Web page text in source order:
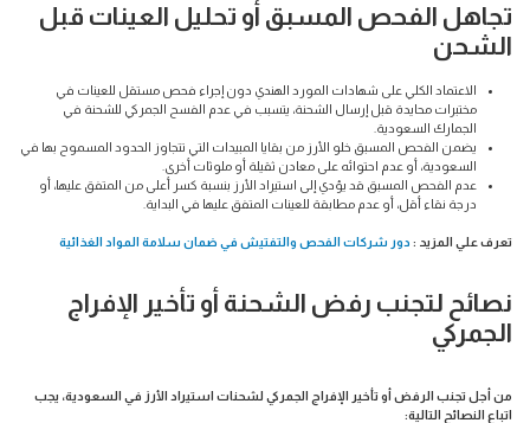
تجاهل الفحص المسبق أو تحليل العينات قبل
الشحن
الاعتماد الكلي على شهادات المورد الهندي دون إجراء فحص مستقل للعينات في
مختبرات محايدة قبل إرسال الشحنة، يتسبب في عدم الفسح الجمركي للشحنة في
الجمارك السعودية.
يضمن الفحص المسبق خلو الأرز من بقايا المبيدات التي تتجاوز الحدود المسموح بها في
السعودية، أو عدم احتوائه على معادن ثقيلة أو ملوثات أخرى.
عدم الفحص المسبق قد يؤدي إلى استيراد الأرز بنسبة كسر أعلى من المتفق عليها، أو
درجة نقاء أقل، أو عدم مطابقة للعينات المتفق عليها في البداية.
تعرف علي المزيد :دور شركات الفحص والتفتيش في ضمان سلامة المواد الغذائية
نصائح لتجنب رفض الشحنة أو تأخير الإفراج
الجمركي
من أجل تجنب الرفض أو تأخير الإفراج الجمركي لشحنات استيراد الأرز في السعودية، يجب
اتباع النصائح التالية: